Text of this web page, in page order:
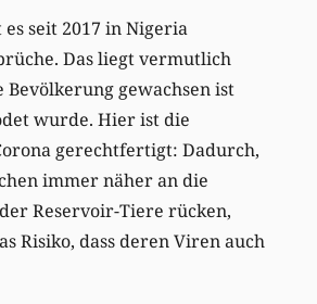
seit 2017 in Nigeria
Das liegt vermutlich
Bevölkerung gewachsen ist
wurde. Hier ist die
gerechtfertigt: Dadurch,
immer näher an die
Reservoir-Tiere rücken,
Risiko, dass deren Viren auch